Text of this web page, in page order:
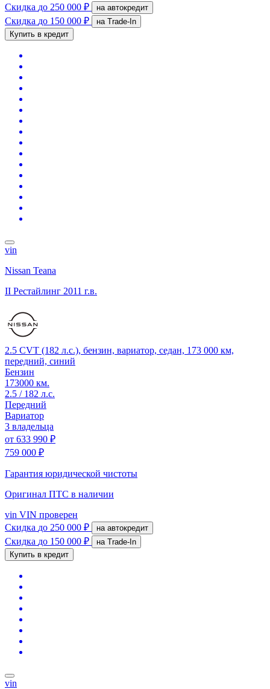
Скидка до 250 000 ₽ на автокредит
Скидка до 150 000 ₽
на Trade-In
Купить в кредит
vin
Nissan Teana
II Рестайлинг 2011 г.в.
2.5 CVT (182 л.с.), бензин, вариатор, седан, 173 000 км,
передний, синий
Бензин
173000 км.
2.5 / 182 л.с.
Передний
Вариатор
3 владельца
от 633 990 ₽
759 000 ₽
Гарантия юридической чистоты
Оригинал ПТС в наличии
vin VIN проверен
Скидка до 250 000 ₽ на автокредит
Скидка до 150 000 ₽
на Trade-In
Купить в кредит
vin